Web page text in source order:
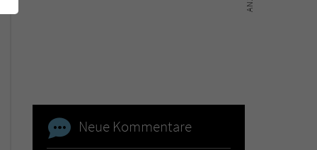
Neue Kommentare